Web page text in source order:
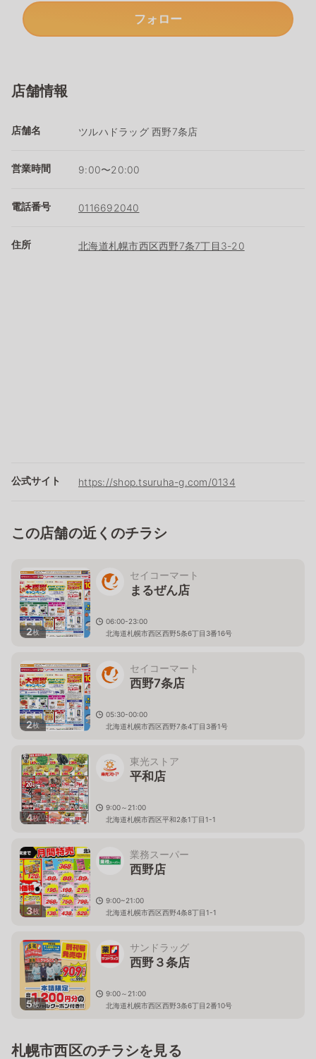
フォロー
店舗情報
店舗名 ツルハドラッグ 西野7条店
営業時間 9:00〜20:00
電話番号 0116692040
住所 北海道札幌市西区西野7条7丁目3-20
公式サイト https://shop.tsuruha-g.com/0134
この店舗の近くのチラシ
2枚
セイコーマート
まるぜん店
06:00-23:00
北海道札幌市西区西野5条6丁目3番16号
2枚
セイコーマート
西野7条店
05:30-00:00
北海道札幌市西区西野7条4丁目3番1号
4枚
東光ストア
平和店
9:00～21:00
北海道札幌市西区平和2条1丁目1-1
3枚
業務スーパー
西野店
9:00~21:00
北海道札幌市西区西野4条8丁目1-1
5枚
サンドラッグ
西野３条店
9:00～21:00
北海道札幌市西区西野3条6丁目2番10号
札幌市西区のチラシを見る